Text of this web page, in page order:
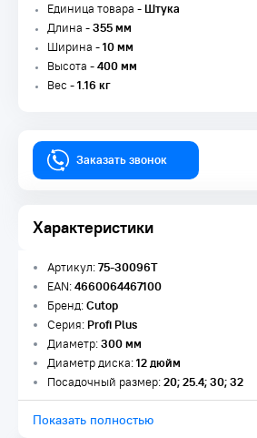
Единица товара -Штука
Длина -355 мм
Ширина -10 мм
Высота -400 мм
Вес -1.16 кг
Заказать звонок
Характеристики
Артикул:75-30096Т
EAN:4660064467100
Бренд:Cutop
Серия:Profi Plus
Диаметр:300 мм
Диаметр диска:12 дюйм
Посадочный размер:20; 25.4; 30; 32
Показать полностью